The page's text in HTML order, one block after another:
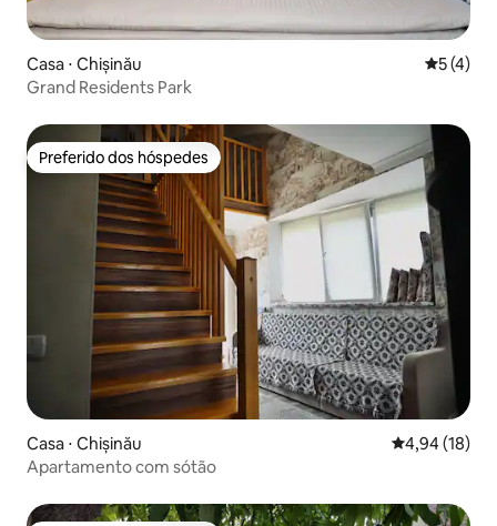
Casa ⋅ Chișinău 5 de
5 (4)
Grand Residents Park
Preferido dos hóspedes
Preferido dos hóspedes
Casa ⋅ Chișinău 4,94 de uma
4,94 (18)
Apartamento com sótão